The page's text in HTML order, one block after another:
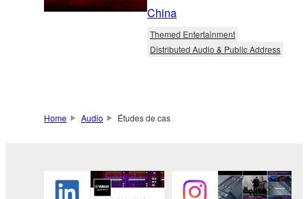
China
Themed Entertainment
Distributed Audio & Public Address
Home Audio Études de cas